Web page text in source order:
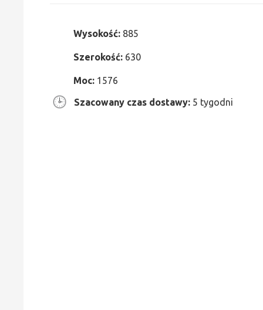
Wysokość: 885
Szerokość: 630
Moc: 1576
Szacowany czas dostawy: 5 tygodni